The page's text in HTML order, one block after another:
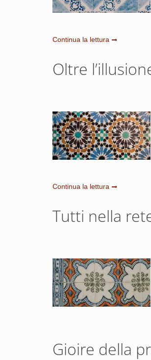
Continua la lettura
Oltre
Continua la lettura
Tutti nella
Gioire della